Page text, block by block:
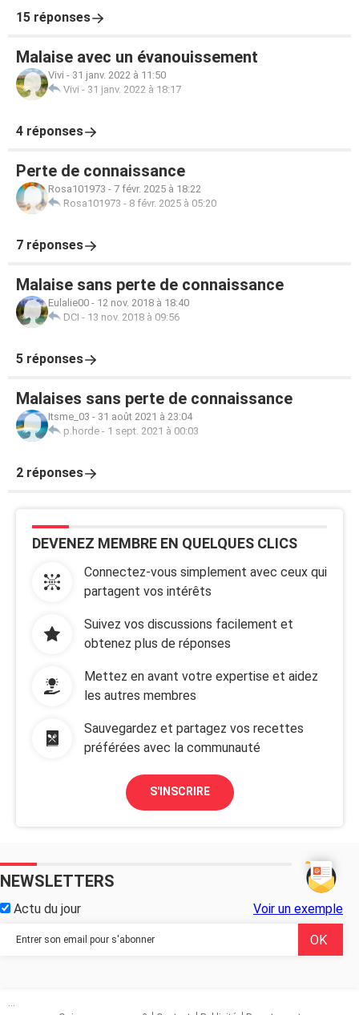
15 réponses
Malaise avec un évanouissement
Vivi - 31 janv. 2022 à 11:50
Vivi - 31 janv. 2022 à 18:17
4 réponses
Perte de connaissance
Rosa101973 - 7 févr. 2025 à 18:22
Rosa101973 - 8 févr. 2025 à 05:20
7 réponses
Malaise sans perte de connaissance
Eulalie00 - 12 nov. 2018 à 18:40
DCI - 13 nov. 2018 à 09:56
5 réponses
Malaises sans perte de connaissance
Itsme_03 - 31 août 2021 à 23:04
p.horde - 1 sept. 2021 à 00:03
2 réponses
DEVENEZ MEMBRE EN QUELQUES CLICS
Connectez-vous simplement avec ceux qui
partagent vos intérêts
Suivez vos discussions facilement et
obtenez plus de réponses
Mettez en avant votre expertise et aidez
les autres membres
Sauvegardez et partagez vos recettes
préférées avec la communauté
S'INSCRIRE
NEWSLETTERS
Actu du jour Voir un exemple
...